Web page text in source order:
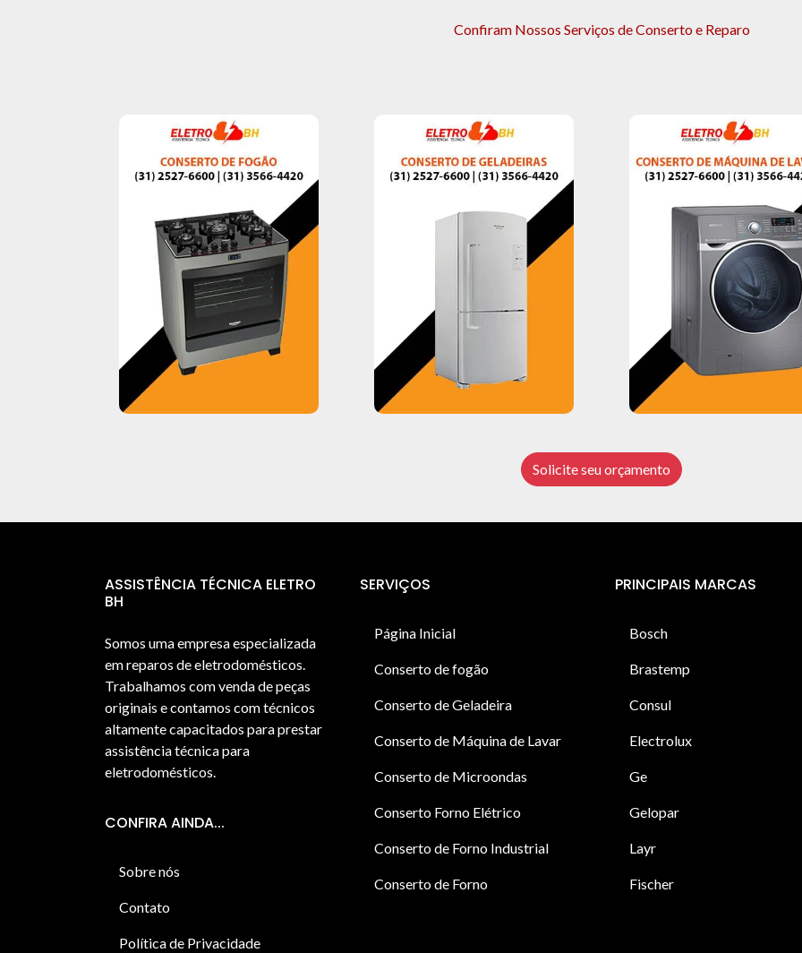
Confiram Nossos Serviços de Conserto e Reparo
Solicite seu orçamento
ASSISTÊNCIA TÉCNICA ELETRO
BH
Somos uma empresa especializada
em reparos de eletrodomésticos.
Trabalhamos com venda de peças
originais e contamos com técnicos
altamente capacitados para prestar
assistência técnica para
eletrodomésticos.
CONFIRA AINDA...
Sobre nós
Contato
Política de Privacidade
SERVIÇOS
Página Inicial
Conserto de fogão
Conserto de Geladeira
Conserto de Máquina de Lavar
Conserto de Microondas
Conserto Forno Elétrico
Conserto de Forno Industrial
Conserto de Forno
PRINCIPAIS MARCAS
Bosch
Brastemp
Consul
Electrolux
Ge
Gelopar
Layr
Fischer